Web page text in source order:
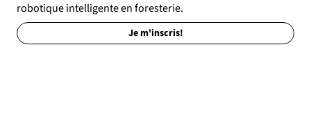
robotique intelligente en foresterie.
Je m'inscris!